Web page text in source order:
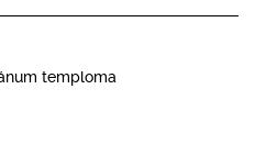
temploma